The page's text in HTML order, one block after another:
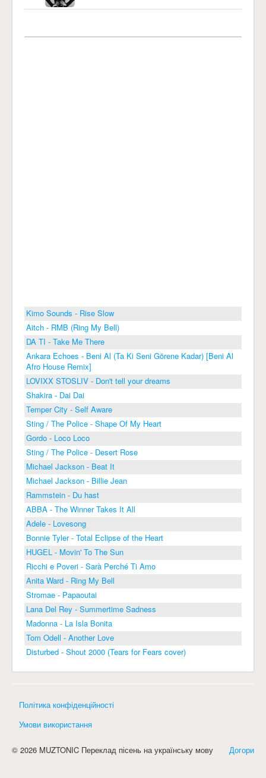
Kimo Sounds - Rise Slow
Aitch - RMB (Ring My Bell)
DA TI - Take Me There
Ankara Echoes - Beni Al (Ta Ki Seni Görene Kadar) [Beni Al
Afro House Remix]
LOVIXX STOSLIV - Don't tell your dreams
Shakira - Dai Dai
Temper City - Self Aware
Sting / The Police - Shape Of My Heart
Gordo - Loco Loco
Sting / The Police - Desert Rose
Michael Jackson - Beat It
Michael Jackson - Billie Jean
Rammstein - Du hast
ABBA - The Winner Takes It All
Adele - Lovesong
Bonnie Tyler - Total Eclipse of the Heart
HUGEL - Movin' To The Sun
Ricchi e Poveri - Sarà Perché Ti Amo
Anita Ward - Ring My Bell
Stromae - Papaoutai
Lana Del Rey - Summertime Sadness
Madonna - La Isla Bonita
Tom Odell - Another Love
Disturbed - Shout 2000 (Tears for Fears cover)
Політика конфіденційності
Умови використання
Догори
© 2026 MUZTONIC Переклад пісень на українську мову